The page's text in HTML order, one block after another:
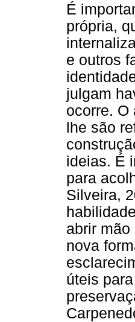
É
própria,
e outros
julgam
ocorre. O
lhe são
ideias. É
para
Silveira,
abrir
nova
úteis